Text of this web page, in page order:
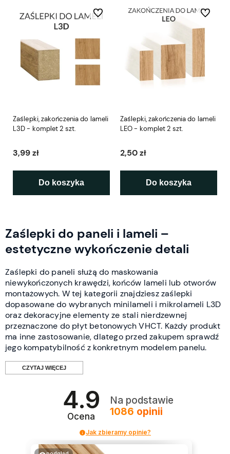
Zaślepki, zakończenia do lameli
L3D - komplet 2 szt.
3,99 zł
Do koszyka
Do ulubionych
Zaślepki, zakończenia do lameli
LEO - komplet 2 szt.
2,50 zł
Do koszyka
Do
Zaślepki do paneli i lameli –
estetyczne wykończenie detali
Zaślepki do paneli służą do maskowania
niewykończonych krawędzi, końców lameli lub otworów
montażowych. W tej kategorii znajdziesz zaślepki
dopasowane do wybranych minilameli i mikrolameli L3D
oraz dekoracyjne elementy ze stali nierdzewnej
przeznaczone do płyt betonowych VHCT. Każdy produkt
ma inne zastosowanie, dlatego przed zakupem sprawdź
jego kompatybilność z konkretnym modelem panelu.
CZYTAJ WIĘCEJ
Do czego służą zaślepki do paneli?
które pomagają zamaskować miejsca pozostające
widoczne po montażu paneli lub lameli. Ich zastosowanie
4.9
Ocena
Na podstawie
1086 opinii
Jak zbieramy opinie?